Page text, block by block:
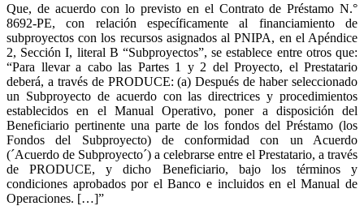
Que, de acuerdo con lo previsto en el Contrato de Préstamo N.°
8692-PE, con relación específicamente al financiamiento de
subproyectos con los recursos asignados al PNIPA, en el Apéndice
2, Sección I, literal B “Subproyectos”, se establece entre otros que:
“Para llevar a cabo las Partes 1 y 2 del Proyecto, el Prestatario
deberá, a través de PRODUCE: (a) Después de haber seleccionado
un Subproyecto de acuerdo con las directrices y procedimientos
establecidos en el Manual Operativo, poner a disposición del
Beneficiario pertinente una parte de los fondos del Préstamo (los
Fondos del Subproyecto) de conformidad con un Acuerdo
(´Acuerdo de Subproyecto´) a celebrarse entre el Prestatario, a través
de PRODUCE, y dicho Beneficiario, bajo los términos y
condiciones aprobados por el Banco e incluidos en el Manual de
Operaciones. […]”